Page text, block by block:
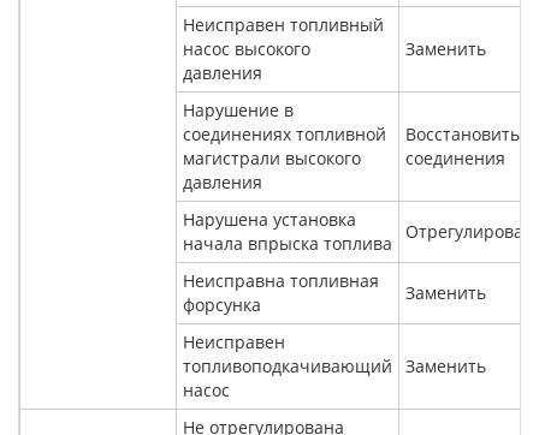
Неисправен топливный
насос высокого
давления
Заменить
Нарушение в
соединениях топливной
магистрали высокого
давления
Восстановить
соединения
Нарушена установка
начала впрыска топлива
Неисправна топливная
форсунка
Заменить
Неисправен
топливоподкачивающий
насос
Заменить
Не отрегулирована